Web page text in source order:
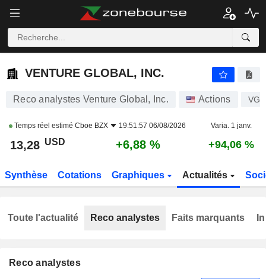
VENTURE GLOBAL, INC.
VENTURE GLOBAL, INC.
Reco analystes Venture Global, Inc. Actions VG
Temps réel estimé Cboe BZX 19:51:57 06/08/2026 Varia. 1 janv.
13,28 USD +6,88 % +94,06 %
Synthèse Cotations Graphiques Actualités
Reco analystes
Toute l'actualité Reco analystes Faits marquants